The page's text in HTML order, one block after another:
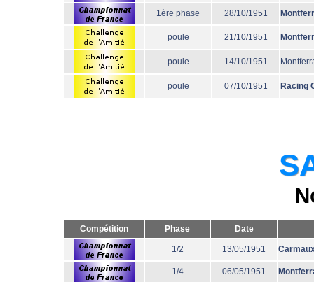
1ère phase 28/10/1951
poule 21/10/1951
poule 14/10/1951
poule 07/10/1951 Racing
Compétition Phase Date
1/2 13/05/1951
1/4 06/05/1951